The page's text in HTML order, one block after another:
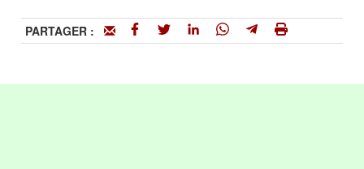
PARTAGER :